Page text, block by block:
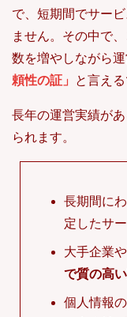
で、短期間でサー
ません。その中で
数を増やしながら
頼性の証」
と言える
長年の運営実績が
られます。
長期間に
定したサ
大手企業
で質の高
個人情報